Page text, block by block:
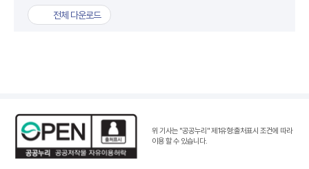
전체 다운로드
위 기사는 "공공누리"제1유형:출처표시 조건에 따라
이용 할 수 있습니다.